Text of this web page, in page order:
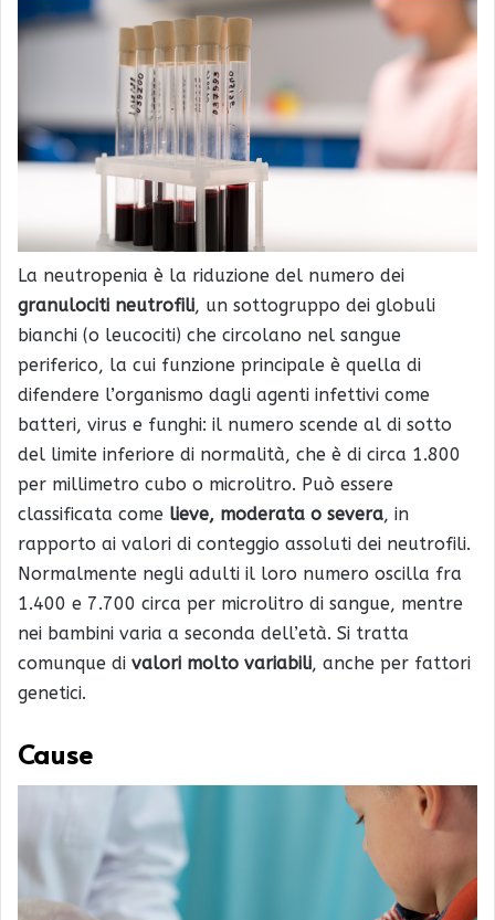
La neutropenia è la riduzione del numero dei
granulociti neutrofili, un sottogruppo dei globuli
bianchi (o leucociti) che circolano nel sangue
periferico, la cui funzione principale è quella di
difendere l’organismo dagli agenti infettivi come
batteri, virus e funghi: il numero scende al di sotto
del limite inferiore di normalità, che è di circa 1.800
per millimetro cubo o microlitro. Può essere
classificata come lieve, moderata o severa, in
rapporto ai valori di conteggio assoluti dei neutrofili.
Normalmente negli adulti il loro numero oscilla fra
1.400 e 7.700 circa per microlitro di sangue, mentre
nei bambini varia a seconda dell’età. Si tratta
comunque di valori molto variabili, anche per fattori
genetici.
Cause